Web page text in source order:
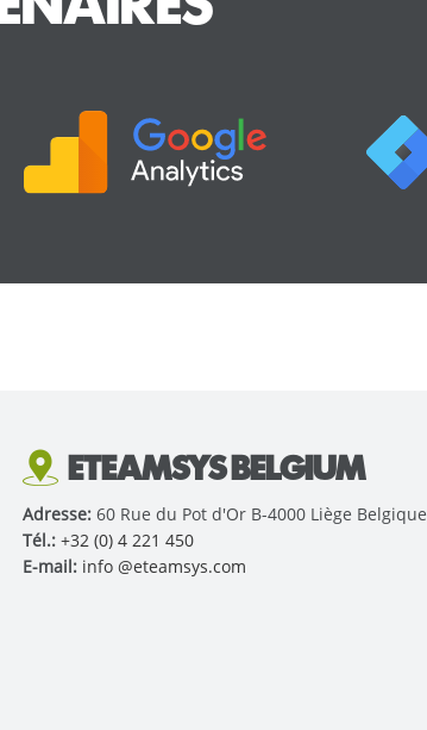
ETEAMSYS BELGIUM
Adresse: 60 Rue du Pot d'Or B-4000 Liège Belgique
Tél.: +32 (0) 4 221 450
E-mail: info @eteamsys.com